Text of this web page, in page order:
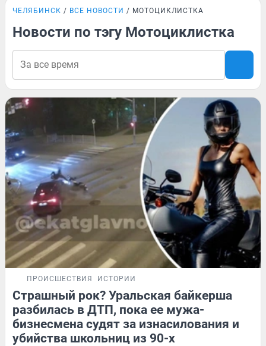
ЧЕЛЯБИНСК ВСЕ НОВОСТИ МОТОЦИКЛИСТКА
Новости по тэгу Мотоциклистка
ПРОИСШЕСТВИЯ ИСТОРИИ
Страшный рок? Уральская байкерша
разбилась в ДТП, пока ее мужа-
бизнесмена судят за изнасилования и
убийства школьниц из 90-х